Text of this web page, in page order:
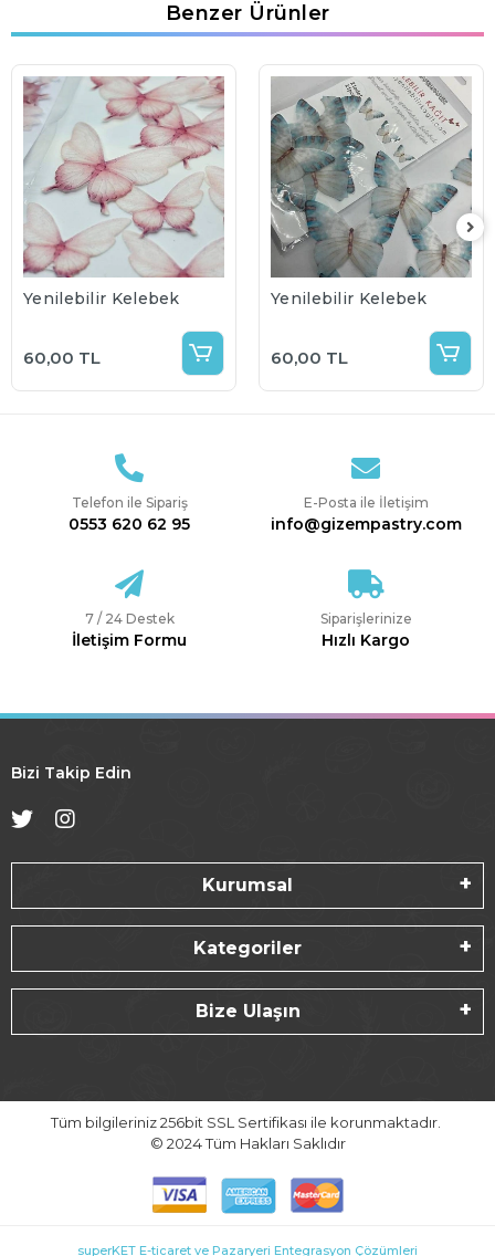
Benzer Ürünler
Yenilebilir Kelebek
60,00 TL
Yenilebilir Kelebek
60,00 TL
Telefon ile Sipariş
0553 620 62 95
E-Posta ile İletişim
info@gizempastry.com
7 / 24 Destek
İletişim Formu
Siparişlerinize
Hızlı Kargo
Bizi Takip Edin
Kurumsal
Kategoriler
Bize Ulaşın
Tüm bilgileriniz 256bit SSL Sertifikası ile korunmaktadır.
© 2024Tüm Hakları Saklıdır
superKET E-ticaret ve Pazaryeri Entegrasyon Çözümleri